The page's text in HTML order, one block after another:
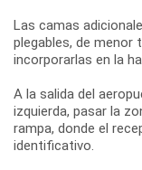
Las camas
plegables, de menor
incorporarlas en la
A la salida del
izquierda, pasar la
rampa, donde el
identificativo.